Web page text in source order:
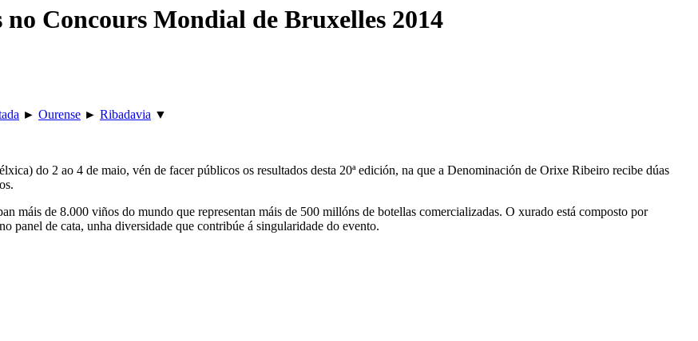
Concours Mondial de Bruxelles 2014
► Ourense ► Ribadavia ▼
do 2 ao 4 de maio, vén de facer públicos os resultados desta 20ª edición, na que a Denominación de Orixe Ribeiro recibe dúas
máis de 8.000 viños do mundo que representan máis de 500 millóns de botellas comercializadas. O xurado está composto por
panel de cata, unha diversidade que contribúe á singularidade do evento.